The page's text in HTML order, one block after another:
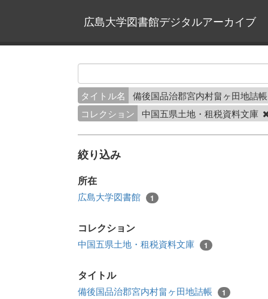
広島大学図書館デジタルアーカイブ
タイトル名
備後国品治郡宮内村畠ヶ田地詰
コレクション
中国五県土地・租税資料文庫
絞り込み
所在
広島大学図書館 1
コレクション
中国五県土地・租税資料文庫 1
タイトル
備後国品治郡宮内村畠ヶ田地詰帳 1